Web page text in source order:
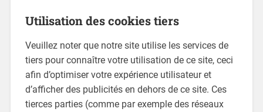
Utilisation des cookies tiers
Veuillez noter que notre site utilise les services de
tiers pour connaître votre utilisation de ce site, ceci
afin d’optimiser votre expérience utilisateur et
d’afficher des publicités en dehors de ce site. Ces
tierces parties (comme par exemple des réseaux